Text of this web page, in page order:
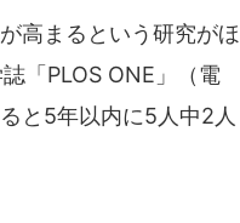
高まるという研究がほ
「PLOS ONE」（電
と5年以内に5人中2人